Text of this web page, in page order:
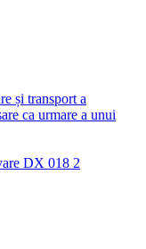
și transport a
ca urmare a unui